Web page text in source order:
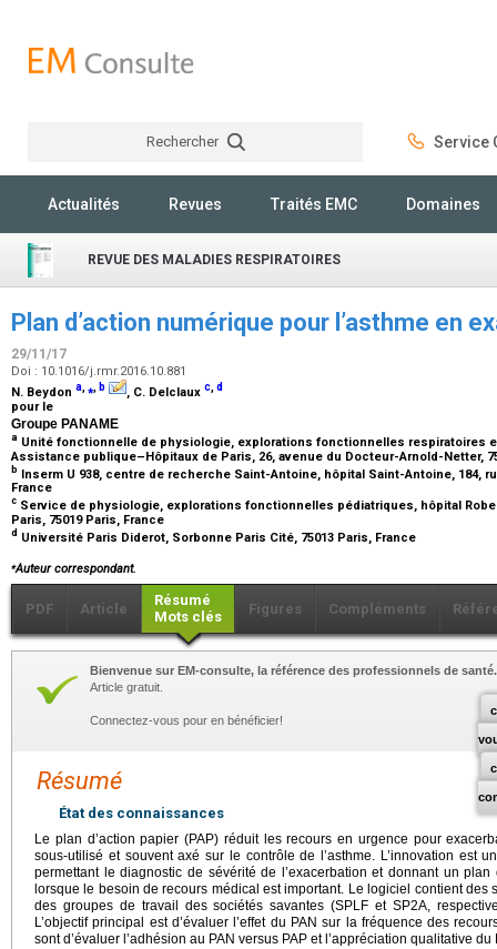
Rechercher Service
Actualités Revues Traités EMC Domaines
REVUE DES MALADIES RESPIRATOIRES
Plan d’action numérique pour l’asthme en
29/11/17
Doi : 10.1016/j.rmr.2016.10.881
N. Beydon a,⁎, b , C. Delclaux c,d
pour le
Groupe PANAME
a Unité fonctionnelle de physiologie, explorations fonctionnelles respiratoires
Assistance publique–Hôpitaux de Paris, 26, avenue du Docteur-Arnold-Netter,
b Inserm U 938, centre de recherche Saint-Antoine, hôpital Saint-Antoine, 184,
France
c Service de physiologie, explorations fonctionnelles pédiatriques, hôpital
Paris, 75019 Paris, France
d Université Paris Diderot, Sorbonne Paris Cité, 75013 Paris, France
⁎Auteur correspondant.
PDF Article
Résumé
Mots clés
Figures Compléments
Bienvenue sur EM-consulte, la référence des professionnels de santé.
Article gratuit.
Connectez-vous pour en bénéficier!
Résumé
État des connaissances
Le plan d’action papier (PAP) réduit les recours en urgence pour
sous-utilisé et souvent axé sur le contrôle de l’asthme. L’innovation est
permettant le diagnostic de sévérité de l’exacerbation et donnant un plan
lorsque le besoin de recours médical est important. Le logiciel contient des
des groupes de travail des sociétés savantes (SPLF et SP2A,
L’objectif principal est d’évaluer l’effet du PAN sur la fréquence des
sont d’évaluer l’adhésion au PAN versus PAP et l’appréciation qualitative du